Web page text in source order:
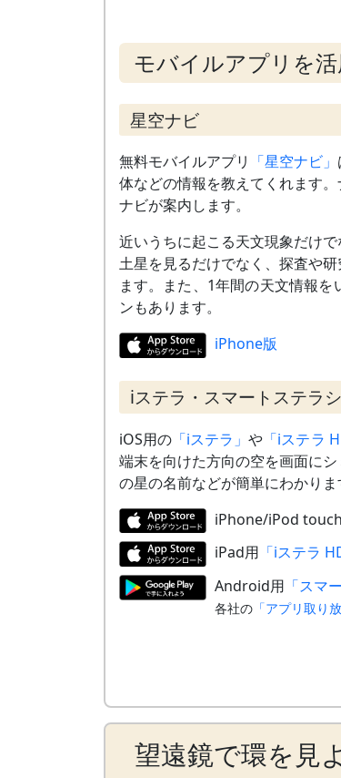
モバイルアプリを活
星空ナビ
無料モバイルアプリ 「星空ナビ」
体などの情報を教えてくれます
ナビが案内します。
近いうちに起こる天文現象だけ
土星を見るだけでなく、探査や
ます。また、1年間の天文情報
ンもあります。
iPhone版
iステラ・スマートステラ
iOS用の「iステラ」や 「iステラ
端末を向けた方向の空を画面に
の星の名前などが簡単にわかりま
iPhone/iPod
iPad用 「iステラ
Android用 「スマ
各社の「アプリ取り
望遠鏡で環を見